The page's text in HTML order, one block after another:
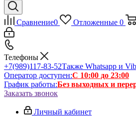
Сравнение0 Отложенные 0
Телефоны
+7(989)117-83-52Также Whatsapp и
Оператор доступен:С 10:00 до 23:00
График работы:Без выходных и
Заказать звонок
Личный кабинет